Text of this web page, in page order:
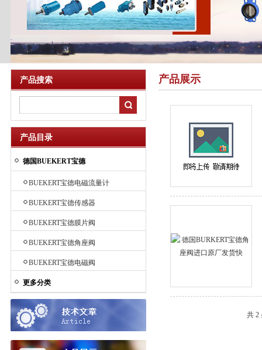
产品搜索
产品目录
德国BUEKERT宝德
BUEKERT宝德电磁流量计
BUEKERT宝德传感器
BUEKERT宝德膜片阀
BUEKERT宝德角座阀
BUEKERT宝德电磁阀
更多分类
产品展示
共 2